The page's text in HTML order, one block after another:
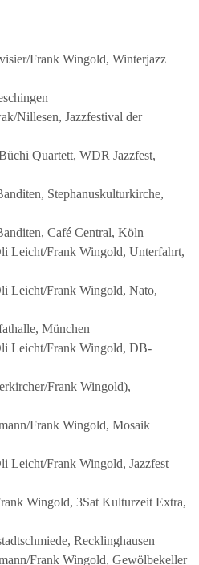
Frank Wingold, Winterjazz
Nillesen, Jazzfestival der
Quartett, WDR Jazzfest,
Stephanuskulturkirche,
Café Central, Köln
Leicht/Frank Wingold, Unterfahrt,
Leicht/Frank Wingold, Nato,
München
Leicht/Frank Wingold, DB-
Frank Wingold),
Frank Wingold, Mosaik
Leicht/Frank Wingold, Jazzfest
Wingold, 3Sat Kulturzeit Extra,
Recklinghausen
Frank Wingold, Gewölbekeller